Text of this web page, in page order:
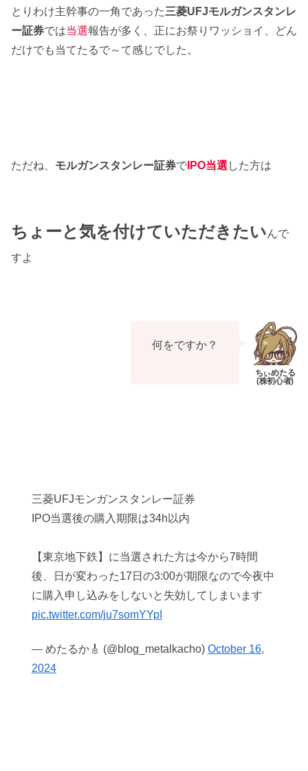
とりわけ主幹事の一角であった三菱UFJモルガンスタンレ
ー証券では当選報告が多く、正にお祭りワッショイ、どん
だけでも当てたるで～て感じでした。
ただね、 モルガンスタンレー証券で IPO当選 した方は
ちょーと気を付けていただきたいんで
すよ
何をですか？
三菱UFJモンガンスタンレー証券
IPO当選後の購入期限は34h以内
【東京地下鉄】に当選された方は今から7時間
後、日が変わった17日の3:00が期限なので今夜中
に購入申し込みをしないと失効してしまいます
pic.twitter.com/ju7somYYpI
— めたるか🎸 (@blog_metalkacho) October 16,
2024